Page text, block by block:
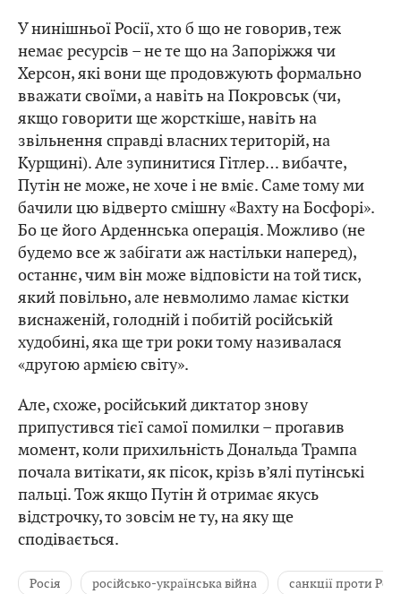
У нинішньої Росії, хто б що не говорив, теж
немає ресурсів – не те що на Запоріжжя чи
Херсон, які вони ще продовжують формально
вважати своїми, а навіть на Покровськ (чи,
якщо говорити ще жорсткіше, навіть на
звільнення справді власних територій, на
Курщині). Але зупинитися Гітлер… вибачте,
Путін не може, не хоче і не вміє. Саме тому ми
бачили цю відверто смішну «Вахту на Босфорі».
Бо це його Арденнська операція. Можливо (не
будемо все ж забігати аж настільки наперед),
останнє, чим він може відповісти на той тиск,
який повільно, але невмолимо ламає кістки
виснаженій, голодній і побитій російській
худобині, яка ще три роки тому називалася
«другою армією світу».
Але, схоже, російський диктатор знову
припустився тієї самої помилки – проґавив
момент, коли прихильність Дональда Трампа
почала витікати, як пісок, крізь в’ялі путінські
пальці. Тож якщо Путін й отримає якусь
відстрочку, то зовсім не ту, на яку ще
сподівається.
Росія російсько-українська війна санкції проти